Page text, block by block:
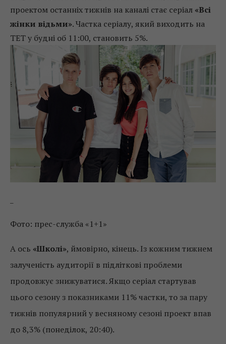
проектом останніх тижнів на каналі стає серіал «Всі
жінки відьми». Частка серіалу, який виходить на
ТЕТ у будні об 11:00, становить 5%.
Фото: прес-служба «1+1»
А ось «Школі», ймовірно, кінець. Із кожним тижнем
залученість аудиторії в підліткові проблеми
продовжує знижуватися. Якщо серіал стартував
цього сезону з показниками 11% частки, то за пару
тижнів популярний у весняному сезоні проект впав
до 8,3% (понеділок, 20:40).